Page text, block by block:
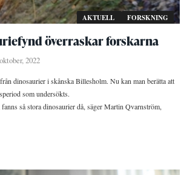
AKTUELL FORSKNING
överraskar forskarna
2022
dinosaurier i skånska Billesholm. Nu kan man berätta att
som undersökts.
så stora dinosaurier då, säger Martin Qvarnström,